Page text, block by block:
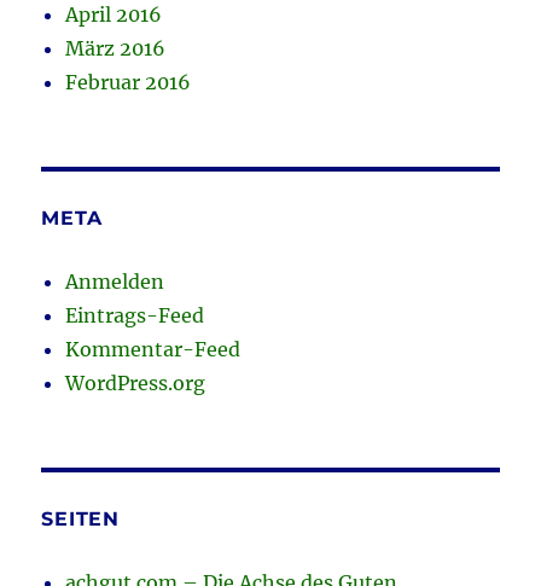
April 2016
März 2016
Februar 2016
META
Anmelden
Eintrags-Feed
Kommentar-Feed
WordPress.org
SEITEN